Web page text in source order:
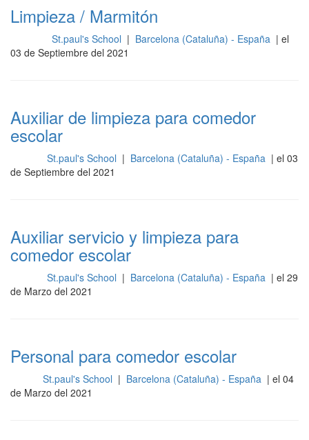
Limpieza / Marmitón
St.paul's School | Barcelona (Cataluña) - España | el
03 de Septiembre del 2021
Auxiliar de limpieza para comedor
escolar
St.paul's School | Barcelona (Cataluña) - España | el 03
de Septiembre del 2021
Auxiliar servicio y limpieza para
comedor escolar
St.paul's School | Barcelona (Cataluña) - España | el 29
de Marzo del 2021
Personal para comedor escolar
St.paul's School | Barcelona (Cataluña) - España | el 04
de Marzo del 2021